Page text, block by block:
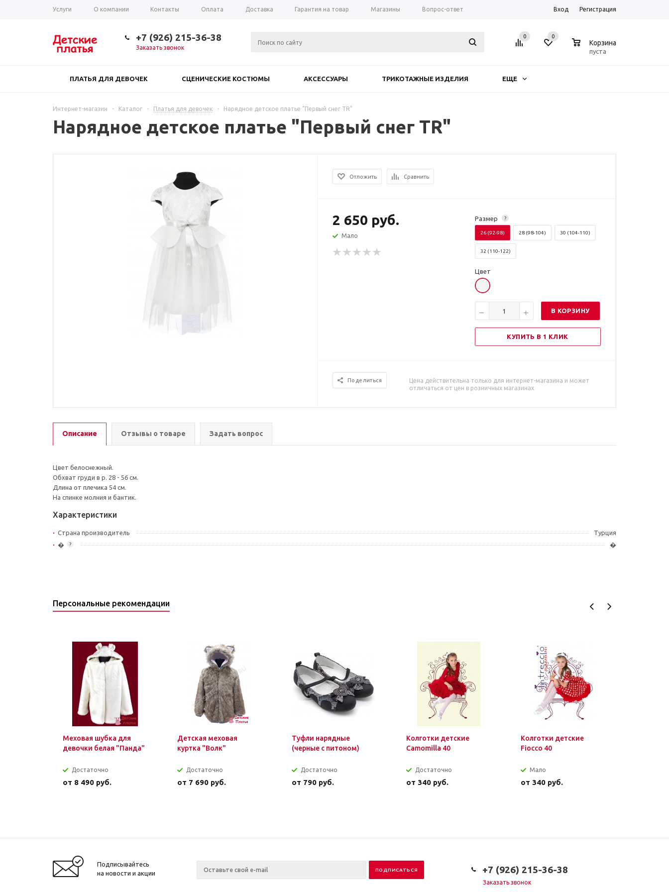
Услуги О компании Контакты Оплата Доставка Гарантия на товар Магазины Вопрос-ответ Вход Регистрация
+7 (926) 215-36-38
Заказать звонок
0 0
Корзина
пуста
ПЛАТЬЯ ДЛЯ ДЕВОЧЕК СЦЕНИЧЕСКИЕ КОСТЮМЫ АКСЕССУАРЫ ТРИКОТАЖНЫЕ ИЗДЕЛИЯ ЕЩЕ
Интернет-магазин - Каталог - Платья для девочек - Нарядное детское платье "Первый снег TR"
Нарядное детское платье "Первый снег TR"
Отложить Сравнить
2 650 руб.
Мало
?
Размер
26 (92-98) 28 (98-104) 30 (104-110)
32 (110-122)
Цвет
В КОРЗИНУ
КУПИТЬ В 1 КЛИК
Поделиться
Цена действительна только для интернет-магазина и может
отличаться от цен в розничных магазинах
Описание Отзывы о товаре Задать вопрос
Цвет белоснежный.
Обхват груди в р. 28 - 56 см.
Длина от плечика 54 см.
На спинке молния и бантик.
Характеристики
Страна производитель Турция
?
� �
Персональные рекомендации
Меховая шубка для
девочки белая "Панда"
Достаточно
от 8 490 руб.
Детская меховая
куртка "Волк"
Достаточно
от 7 690 руб.
Туфли нарядные
(черные с питоном)
Достаточно
от 790 руб.
Колготки детские
Camomilla 40
Достаточно
от 340 руб.
Колготки детские
Fiocco 40
Мало
от 340 руб.
Подписывайтесь
на новости и акции
+7 (926) 215-36-38
Заказать звонок